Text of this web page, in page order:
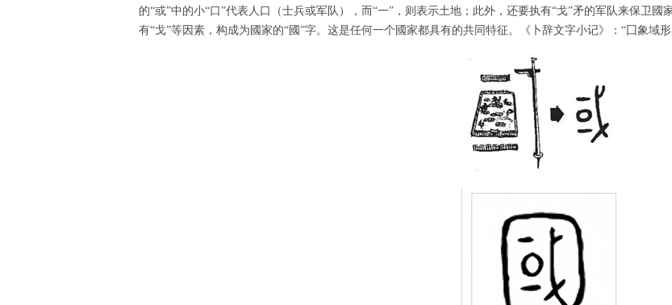
的“或”中的小“口”代表人口（士兵或军队），而“一”，则表示土地；此外，还要执有“戈”矛的军队来保卫國
有“戈”等因素，构成为國家的“國”字。这是任何一个國家都具有的共同特征。《卜辞文字小记》：“囗象域